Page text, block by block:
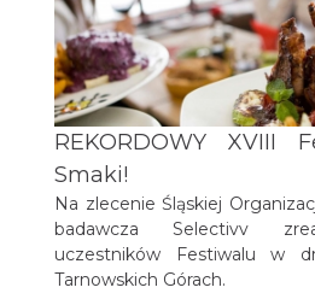
REKORDOWY XVIII
Smaki!
Na zlecenie Śląskiej
badawcza Selectivv
uczestników Festiwalu w
Tarnowskich Górach.